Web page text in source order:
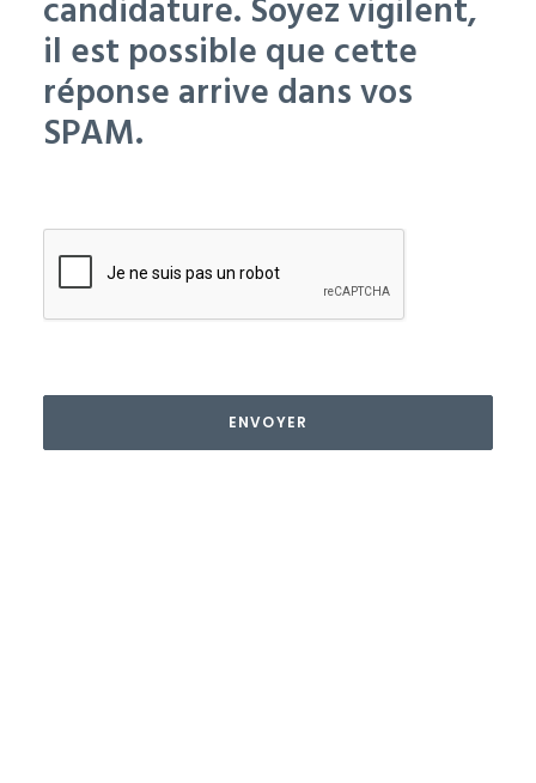
candidature. Soyez vigilent,
il est possible que cette
réponse arrive dans vos
SPAM.